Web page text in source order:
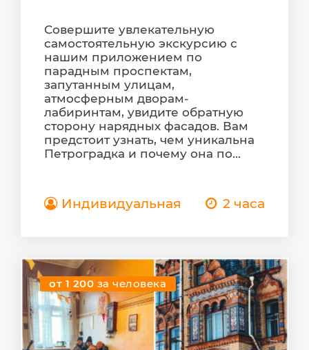
Совершите увлекательную
самостоятельную экскурсию с
нашим приложением по
парадным проспектам,
запутанным улицам,
атмосферным дворам-
лабиринтам, увидите обратную
сторону нарядных фасадов. Вам
предстоит узнать, чем уникальна
Петроградка и почему она по...
Индивидуальная 2 часа
от 1 200 за человека